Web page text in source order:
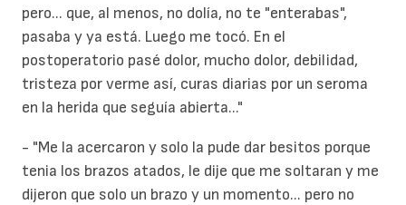
pero... que, al menos, no dolía, no te "enterabas",
pasaba y ya está. Luego me tocó. En el
postoperatorio pasé dolor, mucho dolor, debilidad,
tristeza por verme así, curas diarias por un seroma
en la herida que seguía abierta..."
- "Me la acercaron y solo la pude dar besitos porque
tenia los brazos atados, le dije que me soltaran y me
dijeron que solo un brazo y un momento... pero no